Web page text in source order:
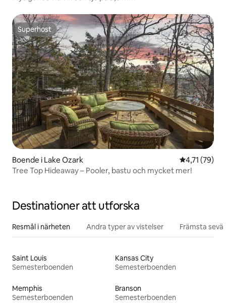
Superhost
Superhost
Boende i Lake Ozark 4,71 av 5 i
4,71 (79)
Tree Top Hideaway – Pooler, bastu och mycket mer!
Destinationer att utforska
Resmål i närheten Andra typer av vistelser Främsta
Saint Louis
Semesterboenden
Kansas City
Semesterboenden
Memphis
Semesterboenden
Branson
Semesterboenden